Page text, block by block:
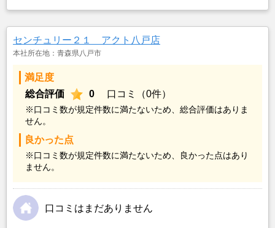
も空き家の状態で不動産を残しておけないと考えて売却
を決めた。
センチュリー２１ アクト八戸店
本社所在地：青森県八戸市
満足度
総合評価
0 口コミ（0件）
※口コミ数が規定件数に満たないため、総合評価はありま
せん。
良かった点
※口コミ数が規定件数に満たないため、良かった点はあり
ません。
口コミはまだありません